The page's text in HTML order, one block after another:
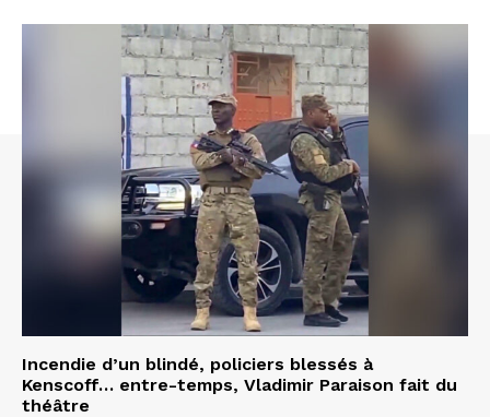
Incendie d’un blindé, policiers blessés à
Kenscoff… entre-temps, Vladimir Paraison fait du
théâtre